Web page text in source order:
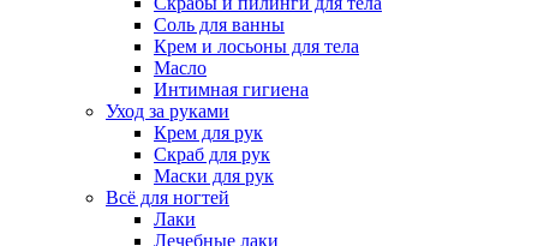
Соль для ванны
Крем и лосьоны для тела
Масло
Интимная гигиена
Уход за руками
Крем для рук
Скраб для рук
Маски для рук
Всё для ногтей
Лаки
Лечебные лаки